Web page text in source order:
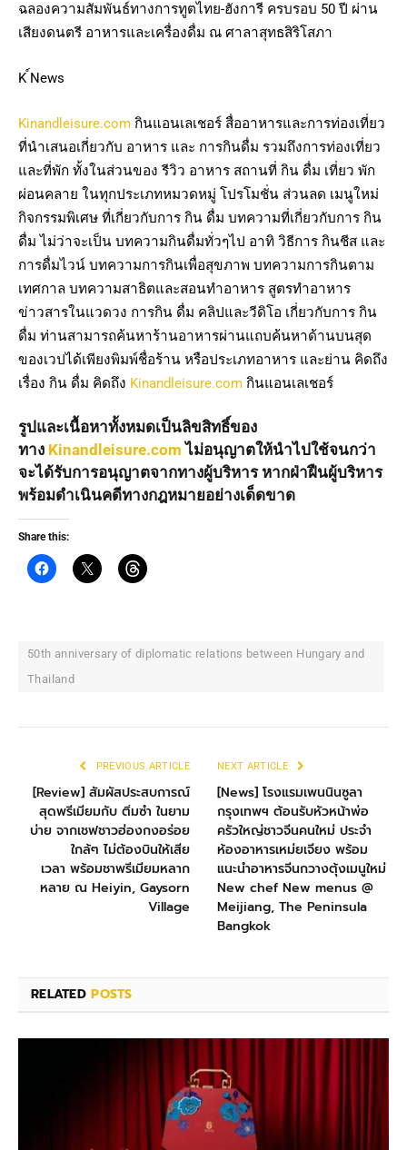
ฉลองความสัมพันธ์ทางการทูตไทย-ฮังการี ครบรอบ 50 ปี ผ่าน
เสียงดนตรี อาหารและเครื่องดื่ม ณ ศาลาสุทธสิริโสภา
K ์News
Kinandleisure.com กินแอนเลเชอร์ สื่ออาหารและการท่องเที่ยว
ที่นำเสนอเกี่ยวกับ อาหาร และ การกินดื่ม รวมถึงการท่องเที่ยว
และที่พัก ทั้งในส่วนของ รีวิว อาหาร สถานที่ กิน ดื่ม เที่ยว พัก
ผ่อนคลาย ในทุกประเภทหมวดหมู่ โปรโมชั่น ส่วนลด เมนูใหม่
กิจกรรมพิเศษ ที่เกี่ยวกับการ กิน ดื่ม บทความที่เกี่ยวกับการ กิน
ดื่ม ไม่ว่าจะเป็น บทความกินดื่มทั่วๆไป อาทิ วิธีการ กินชีส และ
การดื่มไวน์ บทความการกินเพื่อสุขภาพ บทความการกินตาม
เทศกาล บทความสาธิตและสอนทำอาหาร สูตรทำอาหาร
ข่าวสารในแวดวง การกิน ดื่ม คลิปและวีดิโอ เกี่ยวกับการ กิน
ดื่ม ท่านสามารถค้นหาร้านอาหารผ่านแถบค้นหาด้านบนสุด
ของเวปได้เพียงพิมพ์ชื่อร้าน หรือประเภทอาหาร และย่าน คิดถึง
เรื่อง กิน ดื่ม คิดถึง Kinandleisure.com กินแอนเลเชอร์
รูปและเนื้อหาทั้งหมดเป็นลิขสิทธิ์ของ
ทาง Kinandleisure.com ไม่อนุญาตให้นำไปใช้จนกว่า
จะได้รับการอนุญาตจากทางผู้บริหาร หากฝ่าฝืนผู้บริหาร
พร้อมดำเนินคดีทางกฎหมายอย่างเด็ดขาด
Share this:
50th anniversary of diplomatic relations between Hungary and
Thailand
PREVIOUS ARTICLE
[Review] สัมผัสประสบการณ์
สุดพรีเมียมกับ ติ่มซำ ในยาม
บ่าย จากเชฟชาวฮ่องกงอร่อย
ใกล้ๆ ไม่ต้องบินให้เสีย
เวลา พร้อมชาพรีเมียมหลาก
หลาย ณ Heiyin, Gaysorn
Village
NEXT ARTICLE
[News] โรงแรมเพนนินซูลา
กรุงเทพฯ ต้อนรับหัวหน้าพ่อ
ครัวใหญ่ชาวจีนคนใหม่ ประจำ
ห้องอาหารเหม่ยเจียง พร้อม
แนะนำอาหารจีนกวางตุ้งเมนูใหม่
New chef New menus @
Meijiang, The Peninsula
Bangkok
RELATEDPOSTS